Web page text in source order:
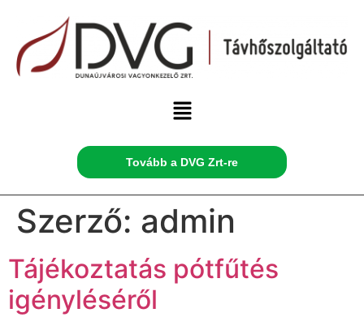
Tovább a DVG Zrt-re
Szerző: admin
Tájékoztatás pótfűtés
igényléséről